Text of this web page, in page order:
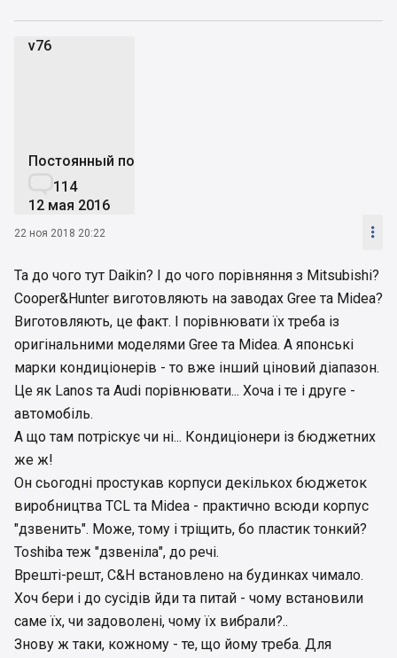
v76
Постоянный пользователь
114
12 мая 2016
22 ноя 2018 20:22 
Та до чого тут Daikin? І до чого порівняння з Mitsubishi?
Cooper&Hunter виготовляють на заводах Gree та Midea?
Виготовляють, це факт. І порівнювати їх треба із
оригінальними моделями Gree та Midea. А японські
марки кондиціонерів - то вже інший ціновий діапазон.
Це як Lanos та Audi порівнювати... Хоча і те і друге -
автомобіль.
А що там потріскує чи ні... Кондиціонери із бюджетних
же ж!
Он сьогодні простукав корпуси декількох бюджеток
виробництва TCL та Midea - практично всюди корпус
"дзвенить". Може, тому і тріщить, бо пластик тонкий?
Toshiba теж "дзвеніла", до речі.
Врешті-решт, C&H встановлено на будинках чимало.
Хоч бери і до сусідів йди та питай - чому встановили
саме їх, чи задоволені, чому їх вибрали?..
Знову ж таки, кожному - те, що йому треба. Для